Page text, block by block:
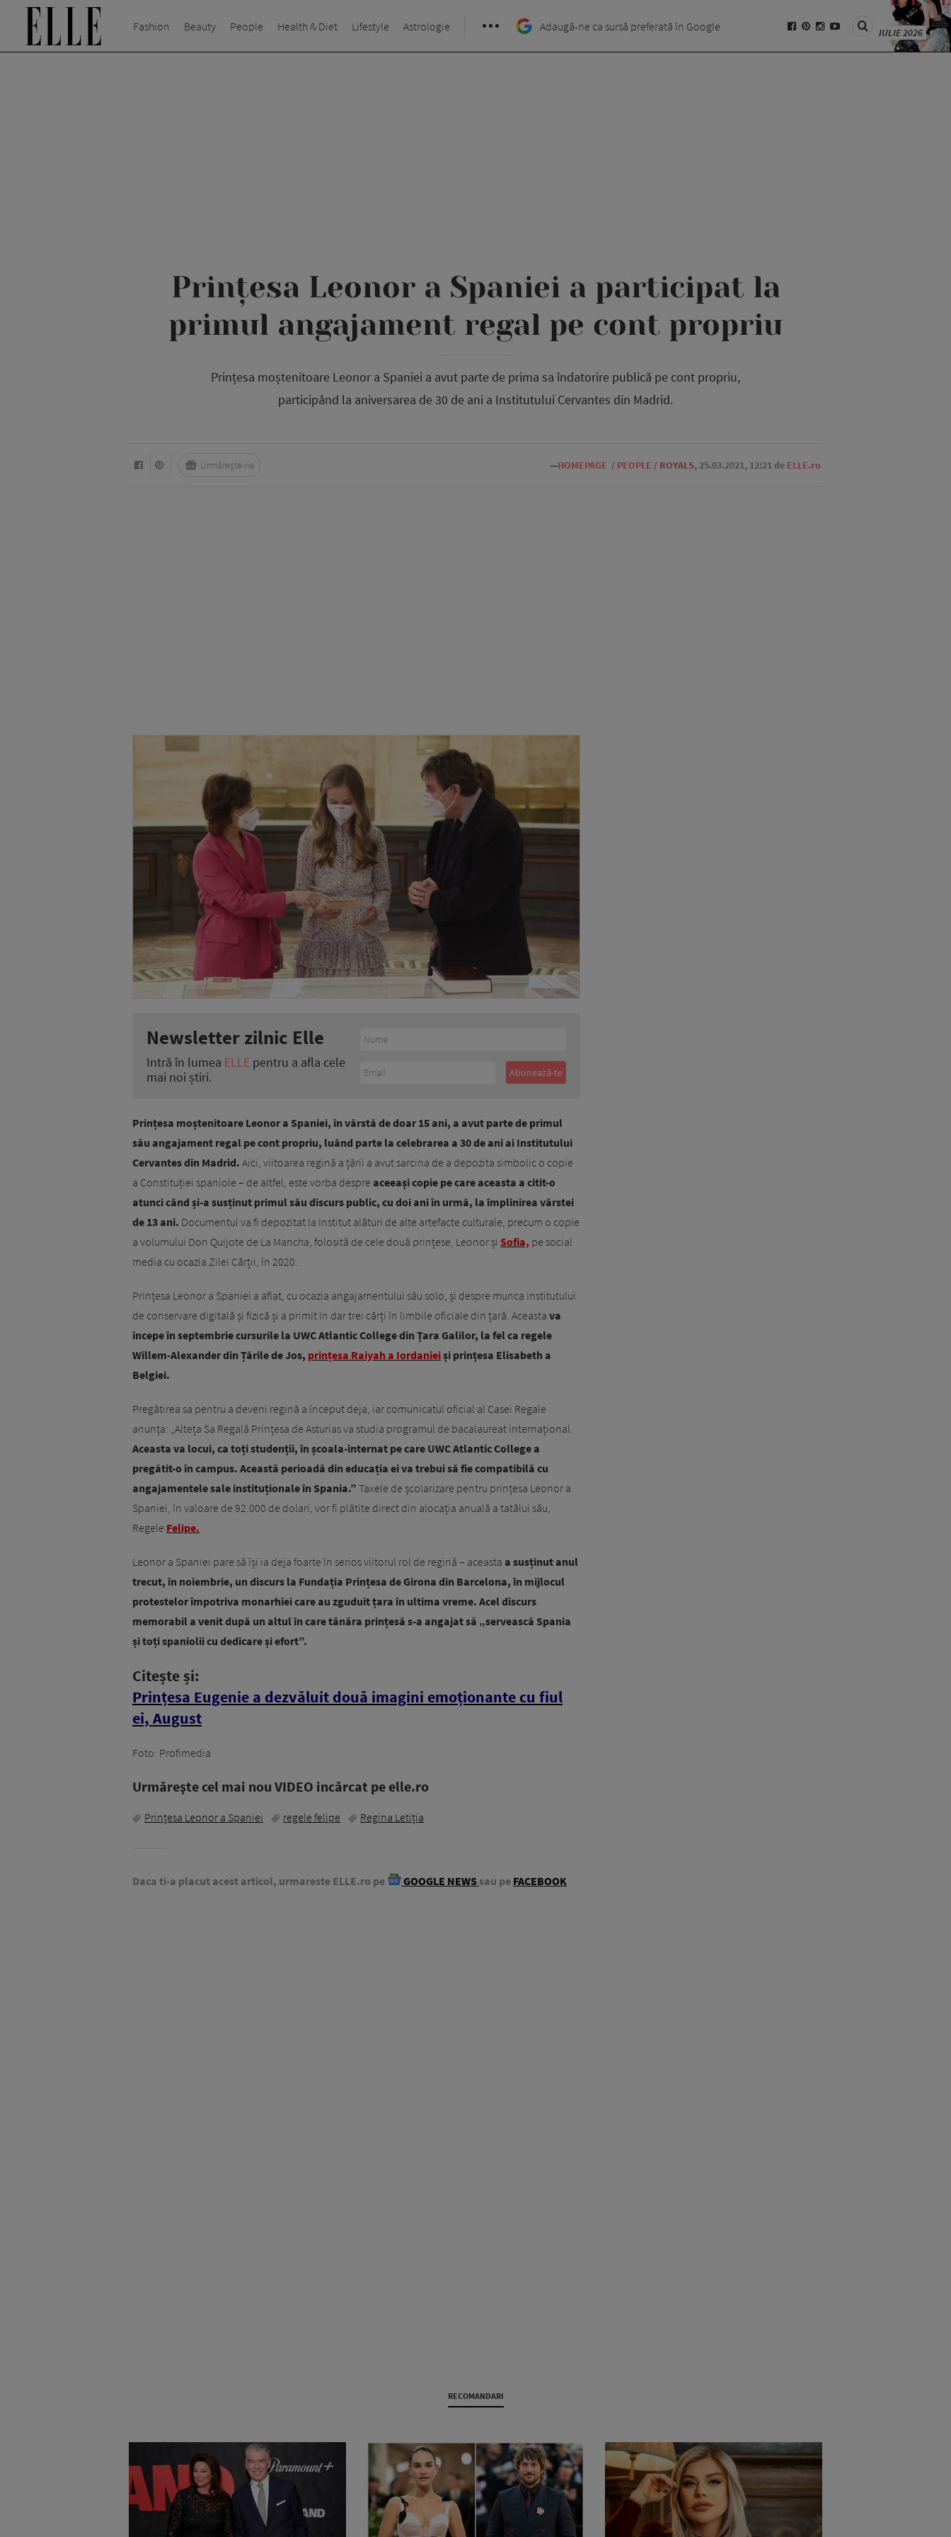
Fashion Beauty People Health & Diet Lifestyle Astrologie Adaugă-ne ca sursă preferată în Google IULIE 2026
Prințesa Leonor a Spaniei a participat la
primul angajament regal pe cont propriu
Prințesa moștenitoare Leonor a Spaniei a avut parte de prima sa îndatorire publică pe cont propriu,
participând la aniversarea de 30 de ani a Institutului Cervantes din Madrid.
—HOMEPAGE / PEOPLE / ROYALS, 25.03.2021, 12:21 de ELLE.ro
Urmărește-ne
Newsletter zilnic Elle
Intră în lumea ELLE pentru a afla cele
mai noi știri.
Prințesa moștenitoare Leonor a Spaniei, în vârstă de doar 15 ani, a avut parte de primul
său angajament regal pe cont propriu, luând parte la celebrarea a 30 de ani ai Institutului
Cervantes din Madrid. Aici, viitoarea regină a țării a avut sarcina de a depozita simbolic o copie
a Constituției spaniole – de altfel, este vorba despre aceeași copie pe care aceasta a citit-o
atunci când și-a susținut primul său discurs public, cu doi ani în urmă, la împlinirea vârstei
de 13 ani. Documentul va fi depozitat la Institut alături de alte artefacte culturale, precum o copie
a volumului Don Quijote de La Mancha, folosită de cele două prințese, Leonor și Sofia, pe social
media cu ocazia Zilei Cărții, în 2020.
Prințesa Leonor a Spaniei a aflat, cu ocazia angajamentului său solo, și despre munca institutului
de conservare digitală și fizică și a primit în dar trei cărți în limbile oficiale din țară. Aceasta va
începe în septembrie cursurile la UWC Atlantic College din Țara Galilor, la fel ca regele
Willem-Alexander din Țările de Jos, prințesa Raiyah a Iordanieiși prințesa Elisabeth a
Belgiei.
Pregătirea sa pentru a deveni regină a început deja, iar comunicatul oficial al Casei Regale
anunța: „Alteța Sa Regală Prințesa de Asturias va studia programul de bacalaureat internațional.
Aceasta va locui, ca toți studenții, în școala-internat pe care UWC Atlantic College a
pregătit-o în campus. Această perioadă din educația ei va trebui să fie compatibilă cu
angajamentele sale instituționale în Spania.” Taxele de școlarizare pentru prințesa Leonor a
Spaniei, în valoare de 92.000 de dolari, vor fi plătite direct din alocația anuală a tatălui său,
Regele Felipe.
Leonor a Spaniei pare să își ia deja foarte în serios viitorul rol de regină – aceasta a susținut anul
trecut, în noiembrie, un discurs la Fundația Prințesa de Girona din Barcelona, în mijlocul
protestelor împotriva monarhiei care au zguduit țara în ultima vreme. Acel discurs
memorabil a venit după un altul în care tânăra prințesă s-a angajat să „servească Spania
și toți spaniolii cu dedicare și efort”.
Citește și:
Prințesa Eugenie a dezvăluit două imagini emoționante cu fiul
ei, August
Foto: Profimedia
Urmăreşte cel mai nou VIDEO incărcat pe elle.ro
Prințesa Leonor a Spaniei regele felipe Regina Letiția
Daca ti-a placut acest articol, urmareste ELLE.ro pe GOOGLE NEWS sau pe FACEBOOK
RECOMANDARI